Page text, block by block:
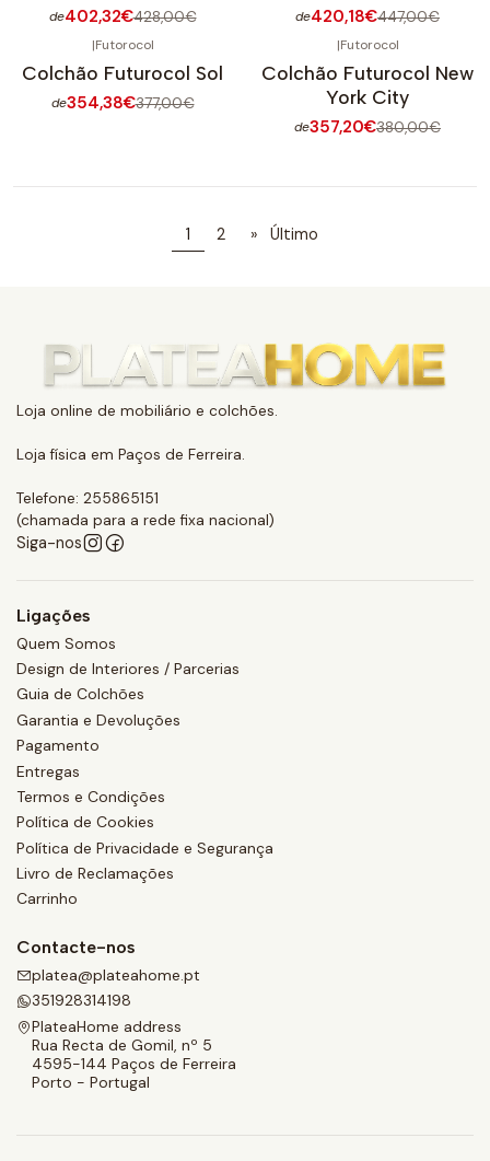
de402,32€428,00€ de420,18€447,00€
DESCONTO
|Futorocol
Colchão Futurocol Sol
de354,38€377,00€
DESCONTO
|Futorocol
Colchão Futurocol New
York City
de357,20€380,00€
1 2 » Último
Loja online de mobiliário e colchões.
Loja física em Paços de Ferreira.
Telefone: 255865151
(chamada para a rede fixa nacional)
Siga-nos
Ligações
Quem Somos
Design de Interiores / Parcerias
Guia de Colchões
Garantia e Devoluções
Pagamento
Entregas
Termos e Condições
Política de Cookies
Política de Privacidade e Segurança
Livro de Reclamações
Carrinho
Contacte-nos
platea@plateahome.pt
351928314198
PlateaHome address
Rua Recta de Gomil, nº 5
4595-144 Paços de Ferreira
Porto - Portugal